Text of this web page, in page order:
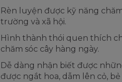
Rèn luyện được kỹ năng
trường và xã hội.
Hình thành thói quen thích
chăm sóc cây hàng ngày.
Dễ dàng nhận biết được
được ngắt hoa, dẫm lên cỏ,